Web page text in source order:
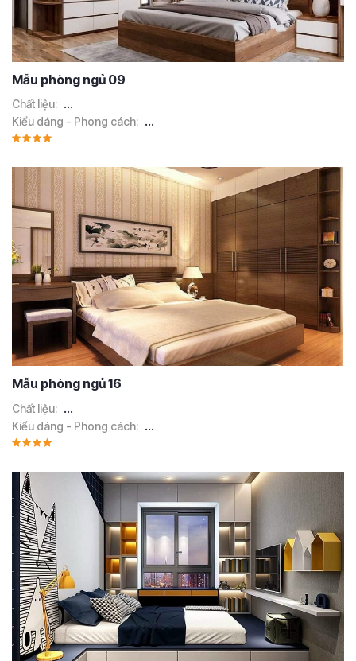
Mẫu phòng ngủ 09
Chất liệu: ...
Kiểu dáng - Phong cách: ...
Mẫu phòng ngủ 16
Chất liệu: ...
Kiểu dáng - Phong cách: ...